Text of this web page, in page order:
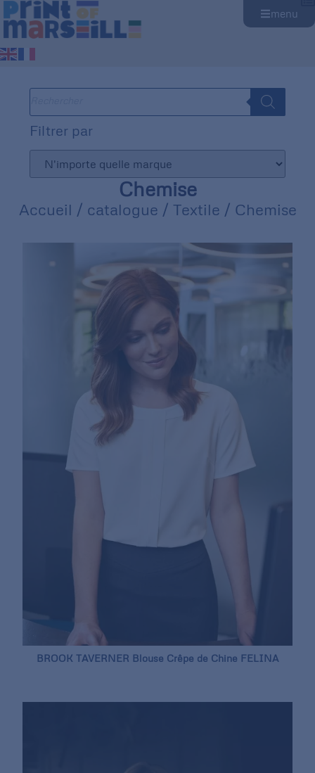
menu
Filtrer par
Chemise
Accueil / catalogue / Textile / Chemise
BROOK TAVERNER Blouse Crêpe de Chine FELINA